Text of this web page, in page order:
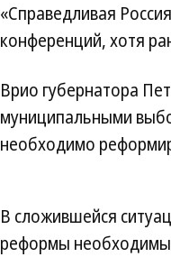
«Справедливая
конференций, хотя
Врио губернатора
муниципальными
необходимо
В сложившейся
реформы